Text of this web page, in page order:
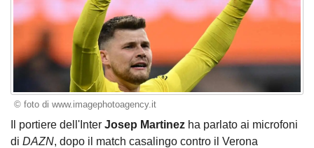
© foto di www.imagephotoagency.it
Il portiere dell'Inter Josep Martinez ha parlato ai microfoni
di DAZN, dopo il match casalingo contro il Verona